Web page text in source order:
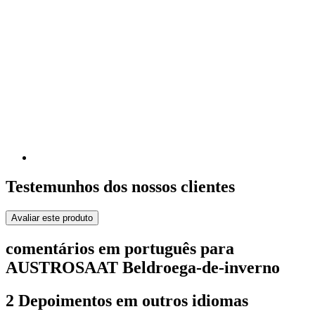
Testemunhos dos nossos clientes
Avaliar este produto
comentários em português para
AUSTROSAAT Beldroega-de-inverno
2 Depoimentos em outros idiomas